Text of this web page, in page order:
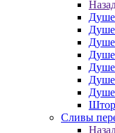
Сливы